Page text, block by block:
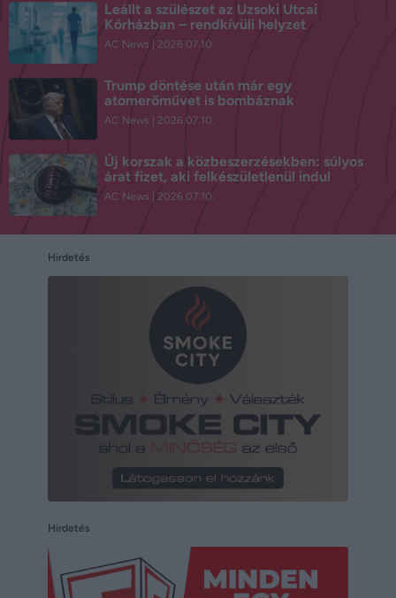
Leállt a szülészet az Uzsoki Utcai
Kórházban – rendkívüli helyzet
AC News 2026.07.10.
Trump döntése után már egy
atomerőművet is bombáznak
AC News 2026.07.10.
Új korszak a közbeszerzésekben: súlyos
árat fizet, aki felkészületlenül indul
AC News 2026.07.10.
Hirdetés
Hirdetés